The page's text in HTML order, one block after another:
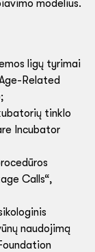
modelius.
ligų tyrimai
Related
tinklo
Incubator
Calls“,
naudojimą